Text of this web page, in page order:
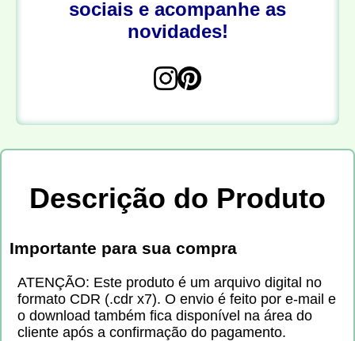
sociais e acompanhe as
novidades!
Descrição do Produto
Importante para sua compra
ATENÇÃO: Este produto é um arquivo digital no
formato CDR (.cdr x7). O envio é feito por e-mail e
o download também fica disponível na área do
cliente após a confirmação do pagamento.